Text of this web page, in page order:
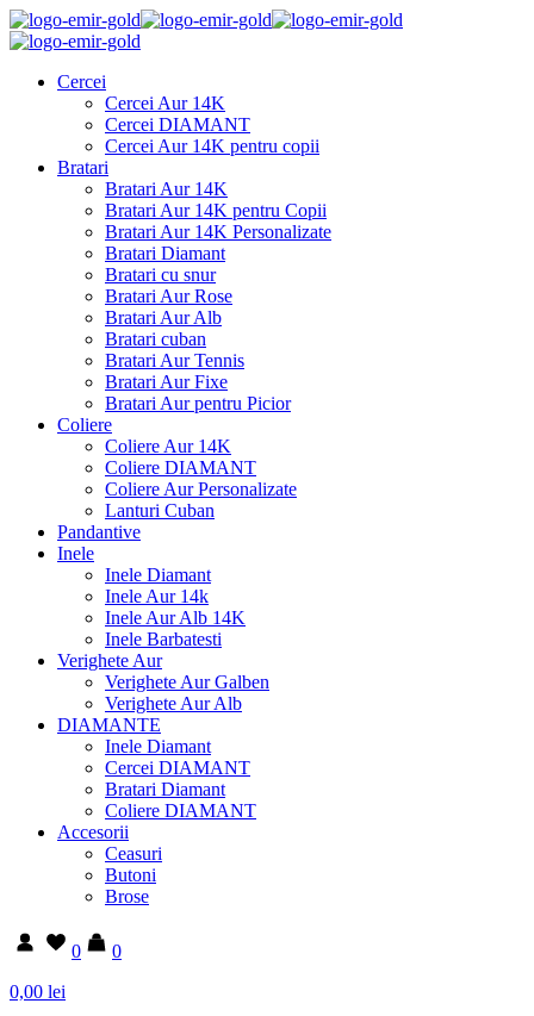
Cercei
Cercei Aur 14K
Cercei DIAMANT
Cercei Aur 14K pentru copii
Bratari
Bratari Aur 14K
Bratari Aur 14K pentru Copii
Bratari Aur 14K Personalizate
Bratari Diamant
Bratari cu snur
Bratari Aur Rose
Bratari Aur Alb
Bratari cuban
Bratari Aur Tennis
Bratari Aur Fixe
Bratari Aur pentru Picior
Coliere
Coliere Aur 14K
Coliere DIAMANT
Coliere Aur Personalizate
Lanturi Cuban
Pandantive
Inele
Inele Diamant
Inele Aur 14k
Inele Aur Alb 14K
Inele Barbatesti
Verighete Aur
Verighete Aur Galben
Verighete Aur Alb
DIAMANTE
Inele Diamant
Cercei DIAMANT
Bratari Diamant
Coliere DIAMANT
Accesorii
Ceasuri
Butoni
Brose
0
0
0,00 lei